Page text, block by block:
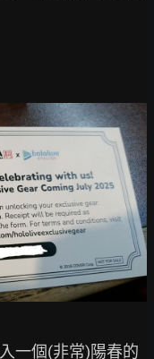
一個(非常)陽春的